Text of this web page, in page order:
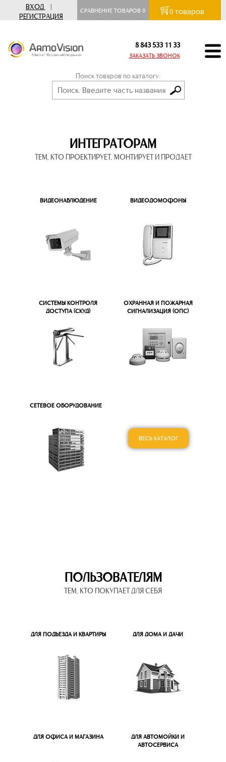
ВХОД
|
РЕГИСТРАЦИЯ
СРАВНЕНИЕ ТОВАРОВ0 0 товаров
8 843 533 11 33
ЗАКАЗАТЬ ЗВОНОК
Поиск товаров по каталогу:
ИНТЕГРАТОРАМ
ТЕМ, КТО ПРОЕКТИРУЕТ, МОНТИРУЕТ И ПРОДАЕТ
ВИДЕОНАБЛЮДЕНИЕ ВИДЕОДОМОФОНЫ
СИСТЕМЫ КОНТРОЛЯ
ДОСТУПА (СКУД)
ОХРАННАЯ И ПОЖАРНАЯ
СИГНАЛИЗАЦИЯ (ОПС)
СЕТЕВОЕ ОБОРУДОВАНИЕ
ВЕСЬ КАТАЛОГ
ПОЛЬЗОВАТЕЛЯМ
ТЕМ, КТО ПОКУПАЕТ ДЛЯ СЕБЯ
ДЛЯ ПОДЪЕЗДА И КВАРТИРЫ ДЛЯ ДОМА И ДАЧИ
ДЛЯ ОФИСА И МАГАЗИНА
ДЛЯ АВТОМОЙКИ И
АВТОСЕРВИСА